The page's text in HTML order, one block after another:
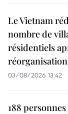
Le Vietnam
nombre de
résidentiels
réorganisation
03/08/2026 13:42
188